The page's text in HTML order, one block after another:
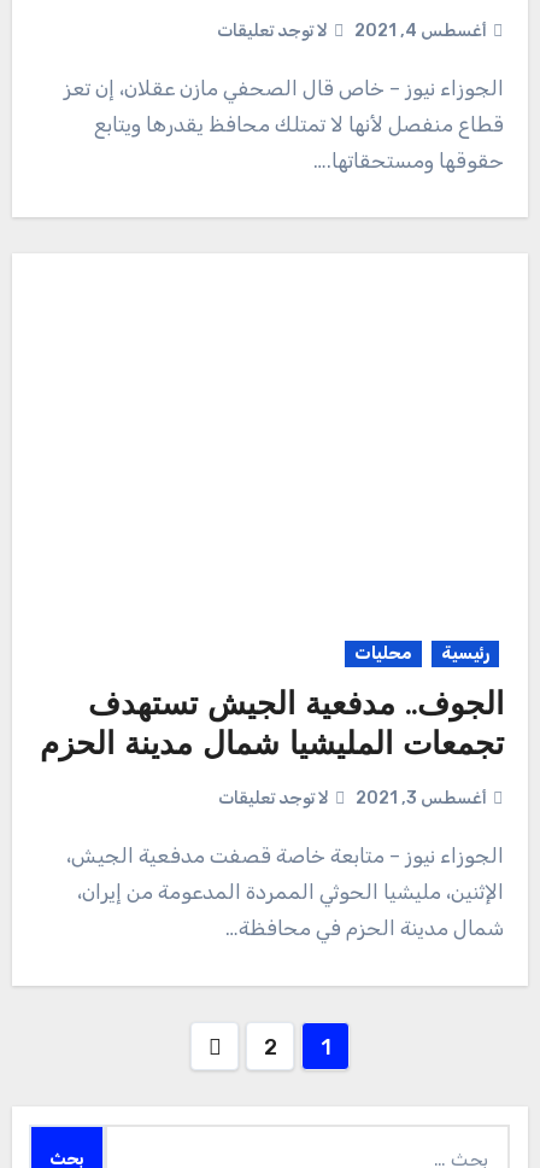
أغسطس 4, 2021 لا توجد تعليقات
الجوزاء نيوز – خاص قال الصحفي مازن عقلان، إن تعز
قطاع منفصل لأنها لا تمتلك محافظ يقدرها ويتابع
حقوقها ومستحقاتها.…
رئيسية محليات
الجوف.. مدفعية الجيش تستهدف
تجمعات المليشيا شمال مدينة الحزم
أغسطس 3, 2021 لا توجد تعليقات
الإثنين، مليشيا الحوثي الممردة المدعومة من إيران،
شمال مدينة الحزم في محافظة…
1
2